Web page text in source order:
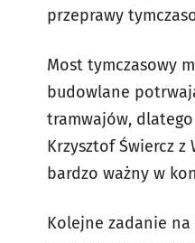
przeprawy
Most tymczasowy
budowlane
tramwajów,
Krzysztof Świercz
bardzo ważny w
Kolejne zadanie